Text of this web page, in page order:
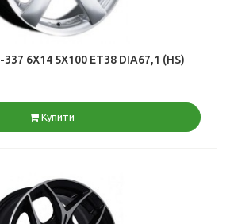
337 6X14 5X100 ET38 DIA67,1 (HS)
Купити